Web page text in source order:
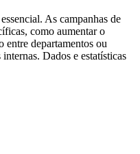
As campanhas de
como aumentar o
entre departamentos ou
Dados e estatísticas